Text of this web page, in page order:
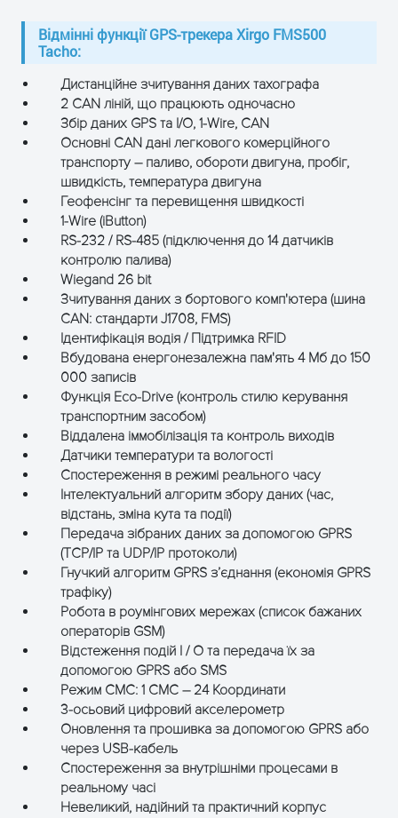
Відмінні функції GPS-трекера Xirgo FMS500
Tacho:
Дистанційне зчитування даних тахографа
2 CAN ліній, що працюють одночасно
Збір даних GPS та I/O, 1-Wire, CAN
Основні CAN дані легкового комерційного
транспорту – паливо, обороти двигуна, пробіг,
швидкість, температура двигуна
Геофенсінг та перевищення швидкості
1-Wire (iButton)
RS-232 / RS-485 (підключення до 14 датчиків
контролю палива)
Wiegand 26 bit
Зчитування даних з бортового комп'ютера (шина
CAN: стандарти J1708, FMS)
Ідентифікація водія / Підтримка RFID
Вбудована енергонезалежна пам'ять 4 Мб до 150
000 записів
Функція Eco-Drive (контроль стилю керування
транспортним засобом)
Віддалена іммобілізація та контроль виходів
Датчики температури та вологості
Спостереження в режимі реального часу
Інтелектуальний алгоритм збору даних (час,
відстань, зміна кута та події)
Передача зібраних даних за допомогою GPRS
(TCP/IP та UDP/IP протоколи)
Гнучкий алгоритм GPRS з’єднання (економія GPRS
трафіку)
Робота в роумінгових мережах (список бажаних
операторів GSM)
Відстеження подій I / O та передача їх за
допомогою GPRS або SMS
Режим СМС: 1 СМС – 24 Координати
3-осьовий цифровий акселерометр
Оновлення та прошивка за допомогою GPRS або
через USB-кабель
Спостереження за внутрішніми процесами в
реальному часі
Невеликий, надійний та практичний корпус